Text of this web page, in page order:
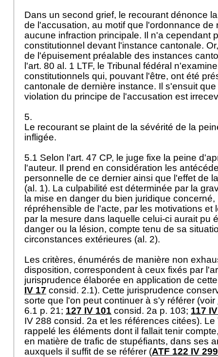
Dans un second grief, le recourant dénonce
de l'accusation, au motif que l'ordonnance de
aucune infraction principale. Il n'a cependant
constitutionnel devant l'instance cantonale.
de l'épuisement préalable des instances
l'art. 80 al. 1 LTF, le Tribunal fédéral
constitutionnels qui, pouvant l'être, ont été
cantonale de dernière instance. Il s'ensuit
violation du principe de l'accusation est
5.
Le recourant se plaint de la sévérité de la
infligée.
5.1 Selon l'art. 47 CP, le juge fixe la peine
l'auteur. Il prend en considération les
personnelle de ce dernier ainsi que l'effet de
(al. 1). La culpabilité est déterminée par la
la mise en danger du bien juridique
répréhensible de l'acte, par les motivations et
par la mesure dans laquelle celui-ci aurait pu
danger ou la lésion, compte tenu de sa
circonstances extérieures (al. 2).
Les critères, énumérés de manière non
disposition, correspondent à ceux fixés par
jurisprudence élaborée en application de
IV 17 consid. 2.1). Cette jurisprudence
sorte que l'on peut continuer à s'y référer (voir
6.1 p. 21; 127 IV 101 consid. 2a p. 103; 117
IV 288 consid. 2a et les références citées).
rappelé les éléments dont il fallait tenir
en matière de trafic de stupéfiants, dans ses
auxquels il suffit de se référer (ATF 122 IV 299